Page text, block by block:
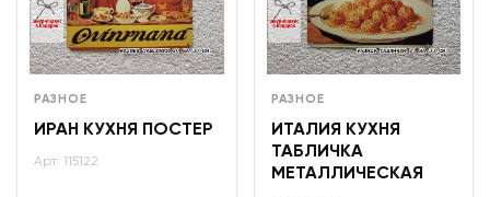
РАЗНОЕ
ИРАН КУХНЯ ПОСТЕР
Арт: 115122
РАЗНОЕ
ИТАЛИЯ КУХНЯ
ТАБЛИЧКА
МЕТАЛЛИЧЕСКАЯ